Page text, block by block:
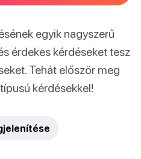
egyik nagyszerű
érdekes kérdéseket tesz
Tehát először meg
kérdésekkel!